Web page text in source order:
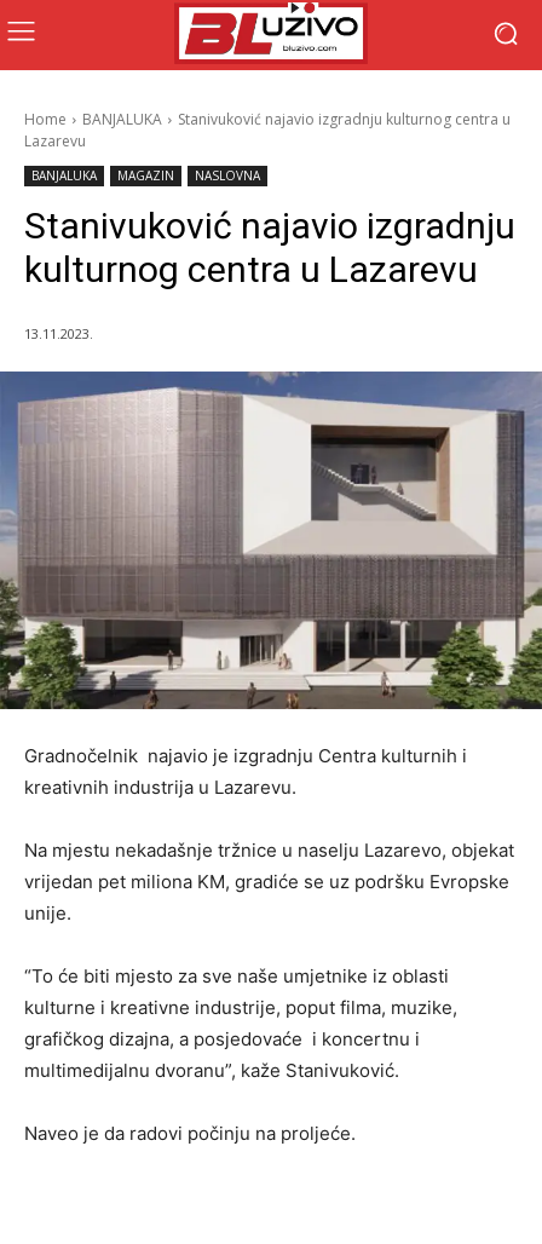
Home BANJALUKA
Stanivuković najavio izgradnju kulturnog centra u
Lazarevu
BANJALUKA MAGAZIN NASLOVNA
Stanivuković najavio izgradnju
kulturnog centra u Lazarevu
13.11.2023.
Gradnočelnik najavio je izgradnju Centra kulturnih i
kreativnih industrija u Lazarevu.
Na mjestu nekadašnje tržnice u naselju Lazarevo, objekat
vrijedan pet miliona KM, gradiće se uz podršku Evropske
unije.
“To će biti mjesto za sve naše umjetnike iz oblasti
kulturne i kreativne industrije, poput filma, muzike,
grafičkog dizajna, a posjedovaće i koncertnu i
multimedijalnu dvoranu”, kaže Stanivuković.
Naveo je da radovi počinju na proljeće.